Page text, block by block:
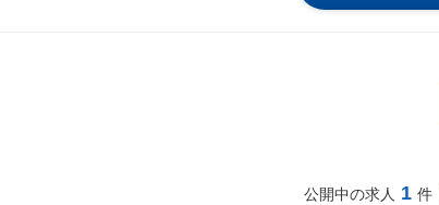
公開中の求人 1 件